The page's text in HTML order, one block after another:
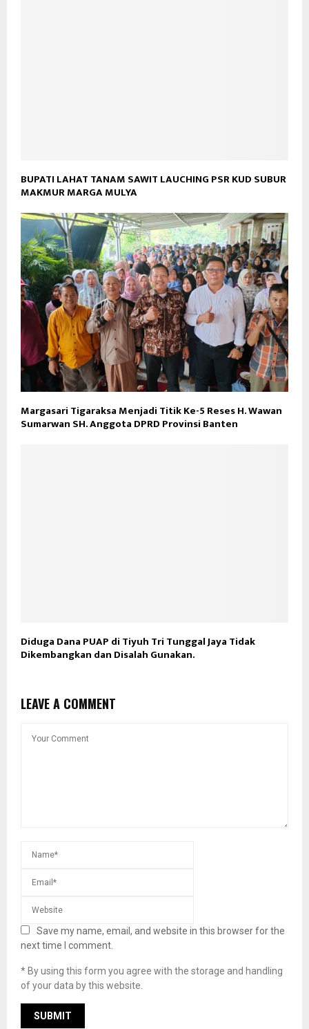
BUPATI LAHAT TANAM SAWIT LAUCHING PSR KUD SUBUR
MAKMUR MARGA MULYA
Margasari Tigaraksa Menjadi Titik Ke-5 Reses H. Wawan
Sumarwan SH. Anggota DPRD Provinsi Banten
Diduga Dana PUAP di Tiyuh Tri Tunggal Jaya Tidak
Dikembangkan dan Disalah Gunakan.
LEAVE A COMMENT
Save my name, email, and website in this browser for the
next time I comment.
* By using this form you agree with the storage and handling
of your data by this website.